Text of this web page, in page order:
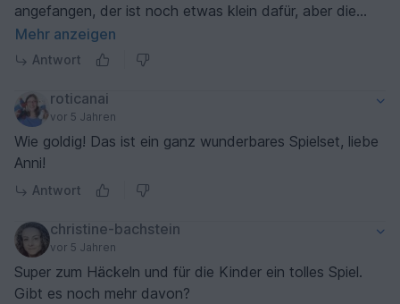
angefangen, der ist noch etwas klein dafür, aber die
Gartenbewohner warten schon darauf von und mit ihm
zu spielen :)
bald kaufen, es gibt ja schon Kinder von Nichten und
Neffen :)
lg und danke für deine wirklich sehr verständlichen
Anleitungen
Brigitte
Mehr anzeigen
Antwort
roticanai
vor 5 Jahren
Wie goldig! Das ist ein ganz wunderbares Spielset, liebe
Anni!
Antwort
christine-bachstein
vor 5 Jahren
Super zum Häckeln und für die Kinder ein tolles Spiel.
Gibt es noch mehr davon?